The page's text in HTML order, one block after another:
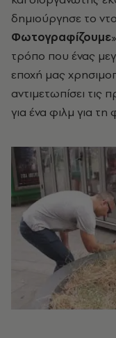
δημιούργησε το
Φωτογραφίζουμε
τρόπο που ένας
εποχή μας
αντιμετωπίσει τις
για ένα φιλμ για